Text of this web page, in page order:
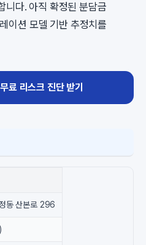
니다. 아직 확정된 분담금
이션 모델 기반 추정치를
료 리스크 진단 받기
동 산본로 296